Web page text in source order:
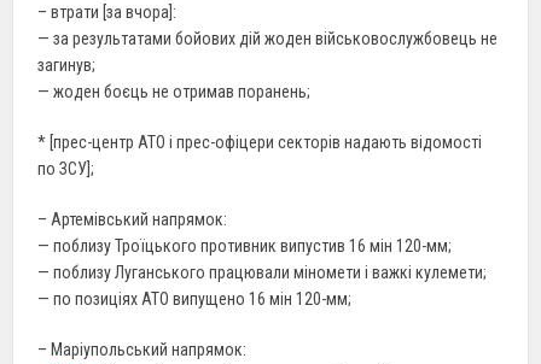
– втрати [за вчора]:
— за результатами бойових дій жоден військовослужбовець не
загинув;
— жоден боєць не отримав поранень;
* [прес-центр АТО і прес-офіцери секторів надають відомості
по ЗСУ];
– Артемівський напрямок:
— поблизу Троїцького противник випустив 16 мін 120-мм;
— поблизу Луганського працювали міномети і важкі кулемети;
— по позиціях АТО випущено 16 мін 120-мм;
– Маріупольський напрямок: